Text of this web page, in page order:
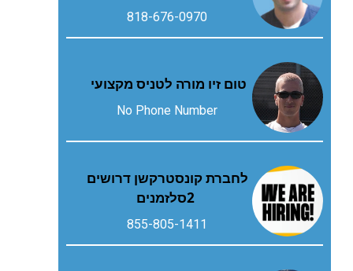
818-676-0970
טום זיו מורה לטניס מקצועי
No Phone Number
‬2‭ ‬סלזמנים
855-805-1411